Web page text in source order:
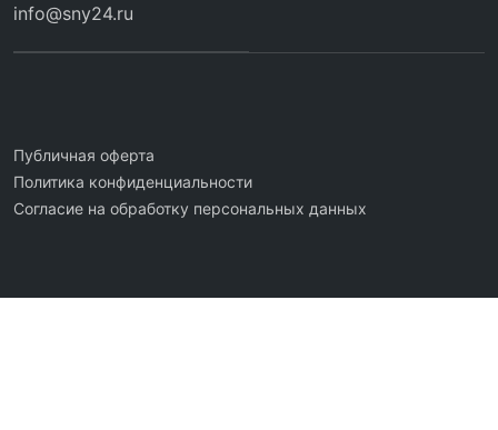
info@sny24.ru
Публичная оферта
Политика конфиденциальности
Согласие на обработку персональных данных